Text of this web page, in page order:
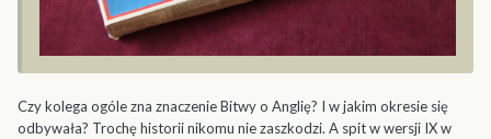
Czy kolega ogóle zna znaczenie Bitwy o Anglię? I w jakim okresie się
odbywała? Trochę historii nikomu nie zaszkodzi. A spit w wersji IX w